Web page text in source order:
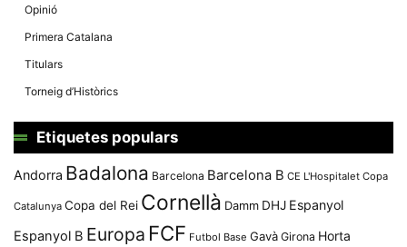
Opinió
Primera Catalana
Titulars
Torneig d’Històrics
Etiquetes populars
Andorra Badalona Barcelona Barcelona B CE L'Hospitalet Copa
Catalunya Copa del Rei Cornellà Damm DHJ Espanyol
Espanyol B Europa FCF Futbol Base Gavà Girona Horta